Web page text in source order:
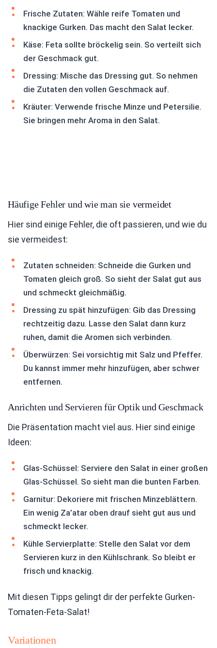
Frische Zutaten: Wähle reife Tomaten und
knackige Gurken. Das macht den Salat lecker.
Käse: Feta sollte bröckelig sein. So verteilt sich
der Geschmack gut.
Dressing: Mische das Dressing gut. So nehmen
die Zutaten den vollen Geschmack auf.
Kräuter: Verwende frische Minze und Petersilie.
Sie bringen mehr Aroma in den Salat.
Häufige Fehler und wie man sie vermeidet
Hier sind einige Fehler, die oft passieren, und wie du
sie vermeidest:
Zutaten schneiden: Schneide die Gurken und
Tomaten gleich groß. So sieht der Salat gut aus
und schmeckt gleichmäßig.
Dressing zu spät hinzufügen: Gib das Dressing
rechtzeitig dazu. Lasse den Salat dann kurz
ruhen, damit die Aromen sich verbinden.
Überwürzen: Sei vorsichtig mit Salz und Pfeffer.
Du kannst immer mehr hinzufügen, aber schwer
entfernen.
Anrichten und Servieren für Optik und Geschmack
Die Präsentation macht viel aus. Hier sind einige
Ideen:
Glas-Schüssel: Serviere den Salat in einer großen
Glas-Schüssel. So sieht man die bunten Farben.
Garnitur: Dekoriere mit frischen Minzeblättern.
Ein wenig Za’atar oben drauf sieht gut aus und
schmeckt lecker.
Kühle Servierplatte: Stelle den Salat vor dem
Servieren kurz in den Kühlschrank. So bleibt er
frisch und knackig.
Mit diesen Tipps gelingt dir der perfekte Gurken-
Tomaten-Feta-Salat!
Variationen